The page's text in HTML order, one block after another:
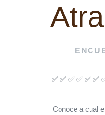
✅ ✅ ✅ ✅ ✅ ✅
Conoce a cual